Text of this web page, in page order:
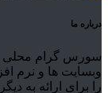
درباره ما
سورس گرام محلی
وبسایت ها و نرم
را برای ارائه به